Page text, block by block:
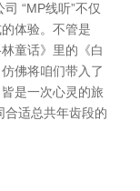
“MP线听”不仅
体验。不管是
童话》里的《白
佛将咱们带入了
是一次心灵的旅
合适总共年齿段的